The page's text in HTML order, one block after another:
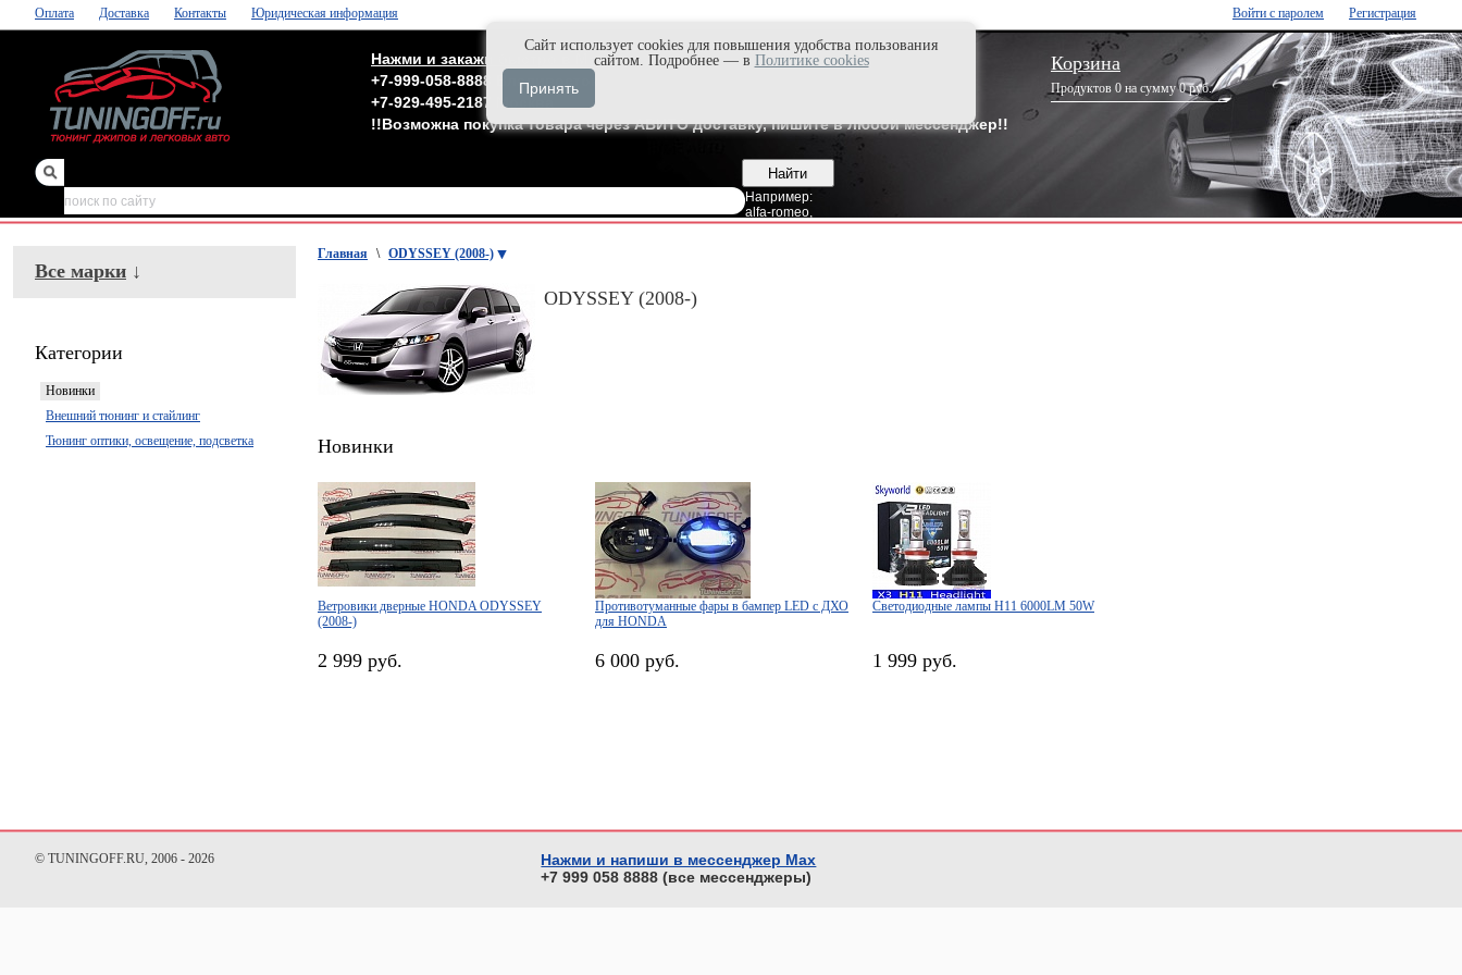
Войти с паролем Регистрация
Оплата Доставка Контакты Юридическая информация
Корзина
Продуктов 0 на сумму 0 руб.
Нажми и закажи быстро в Max'е
+7-999-058-8888
Владивосток
+7-929-495-2187
Москва
!!Возможна покупка товара через АВИТО доставку, пишите в любой мессенджер!!
Например:
alfa-romeo,
зеркала,обвесы
Все марки ↓
Категории
Новинки
Внешний тюнинг и стайлинг
Тюнинг оптики, освещение, подсветка
Главная \ ODYSSEY (2008-)
ODYSSEY (2008-)
Новинки
Ветровики дверные HONDA ODYSSEY
(2008-)
2 999 руб.
Противотуманные фары в бампер LED с ДХО
для HONDA
6 000 руб.
Светодиодные лампы H11 6000LM 50W
1 999 руб.
© TUNINGOFF.RU, 2006 - 2026
Нажми и напиши в мессенджер Max
+7 999 058 8888 (все мессенджеры)
Cайт использует cookies для повышения удобства пользования
сайтом. Подробнее — в Политике cookies
Принять